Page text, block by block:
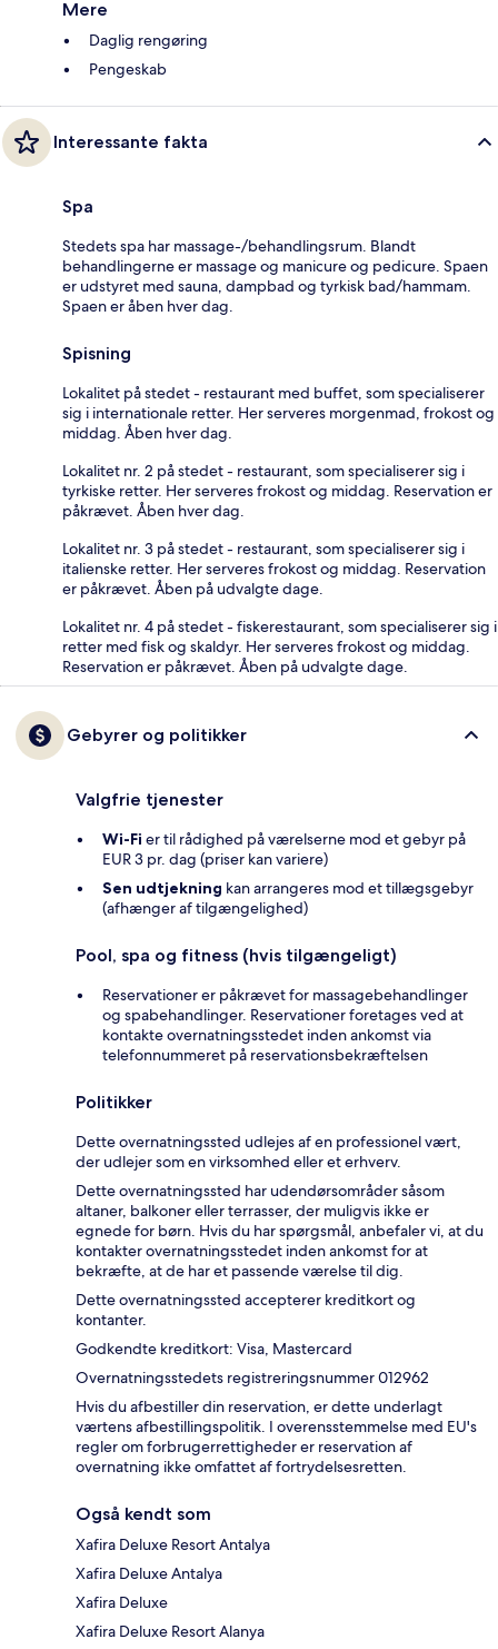
Mere
Daglig rengøring
Pengeskab
Interessante fakta
Spa
Stedets spa har massage-/behandlingsrum. Blandt
behandlingerne er massage og manicure og pedicure. Spaen
er udstyret med sauna, dampbad og tyrkisk bad/hammam.
Spaen er åben hver dag.
Spisning
Lokalitet på stedet - restaurant med buffet, som specialiserer
sig i internationale retter. Her serveres morgenmad, frokost og
middag. Åben hver dag.
Lokalitet nr. 2 på stedet - restaurant, som specialiserer sig i
tyrkiske retter. Her serveres frokost og middag. Reservation er
påkrævet. Åben hver dag.
Lokalitet nr. 3 på stedet - restaurant, som specialiserer sig i
italienske retter. Her serveres frokost og middag. Reservation
er påkrævet. Åben på udvalgte dage.
Lokalitet nr. 4 på stedet - fiskerestaurant, som specialiserer sig i
retter med fisk og skaldyr. Her serveres frokost og middag.
Reservation er påkrævet. Åben på udvalgte dage.
Gebyrer og politikker
Valgfrie tjenester
Wi-Fi er til rådighed på værelserne mod et gebyr på
EUR 3 pr. dag (priser kan variere)
Sen udtjekning kan arrangeres mod et tillægsgebyr
(afhænger af tilgængelighed)
Pool, spa og fitness (hvis tilgængeligt)
Reservationer er påkrævet for massagebehandlinger
og spabehandlinger. Reservationer foretages ved at
kontakte overnatningsstedet inden ankomst via
telefonnummeret på reservationsbekræftelsen
Politikker
Dette overnatningssted udlejes af en professionel vært,
der udlejer som en virksomhed eller et erhverv.
Dette overnatningssted har udendørsområder såsom
altaner, balkoner eller terrasser, der muligvis ikke er
egnede for børn. Hvis du har spørgsmål, anbefaler vi, at du
kontakter overnatningsstedet inden ankomst for at
bekræfte, at de har et passende værelse til dig.
Dette overnatningssted accepterer kreditkort og
kontanter.
Godkendte kreditkort: Visa, Mastercard
Overnatningsstedets registreringsnummer 012962
Hvis du afbestiller din reservation, er dette underlagt
værtens afbestillingspolitik. I overensstemmelse med EU's
regler om forbrugerrettigheder er reservation af
overnatning ikke omfattet af fortrydelsesretten.
Også kendt som
Xafira Deluxe Resort Antalya
Xafira Deluxe Antalya
Xafira Deluxe
Xafira Deluxe Resort Alanya